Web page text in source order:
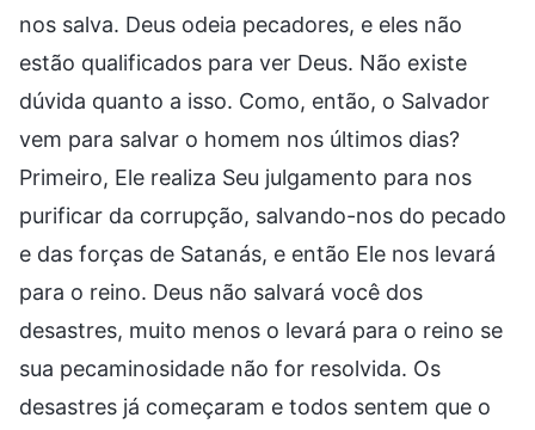
nos salva. Deus odeia pecadores, e eles não
estão qualificados para ver Deus. Não existe
dúvida quanto a isso. Como, então, o Salvador
vem para salvar o homem nos últimos dias?
Primeiro, Ele realiza Seu julgamento para nos
purificar da corrupção, salvando-nos do pecado
e das forças de Satanás, e então Ele nos levará
para o reino. Deus não salvará você dos
desastres, muito menos o levará para o reino se
sua pecaminosidade não for resolvida. Os
desastres já começaram e todos sentem que o